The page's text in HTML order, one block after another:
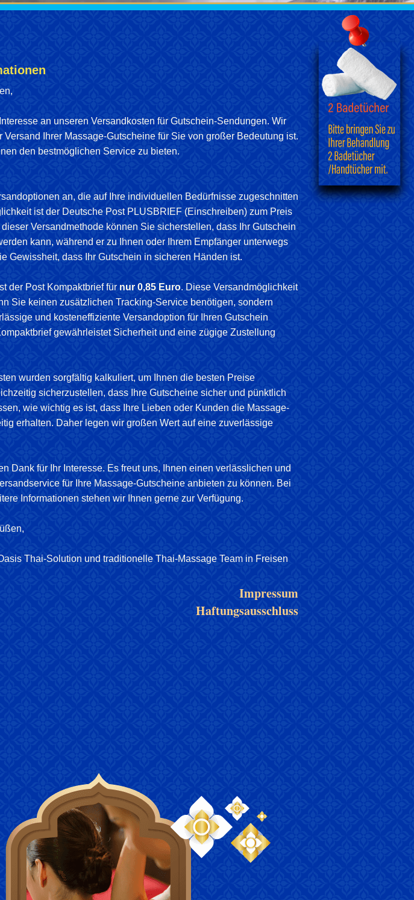
an unseren Versandkosten für Gutschein-Sendungen. Wir
Versand Ihrer Massage-Gutscheine für Sie von großer Bedeutung ist.
den bestmöglichen Service zu bieten.
an, die auf Ihre individuellen Bedürfnisse zugeschnitten
ist der Deutsche Post PLUSBRIEF (Einschreiben) zum Preis
dieser Versandmethode können Sie sicherstellen, dass Ihr Gutschein
kann, während er zu Ihnen oder Ihrem Empfänger unterwegs
Gewissheit, dass Ihr Gutschein in sicheren Händen ist.
der Post Kompaktbrief für nur 0,85 Euro. Diese Versandmöglichkeit
Sie keinen zusätzlichen Tracking-Service benötigen, sondern
und kosteneffiziente Versandoption für Ihren Gutschein
gewährleistet Sicherheit und eine zügige Zustellung
wurden sorgfältig kalkuliert, um Ihnen die besten Preise
sicherzustellen, dass Ihre Gutscheine sicher und pünktlich
wie wichtig es ist, dass Ihre Lieben oder Kunden die Massage-
erhalten. Daher legen wir großen Wert auf eine zuverlässige
Dank für Ihr Interesse. Es freut uns, Ihnen einen verlässlichen und
für Ihre Massage-Gutscheine anbieten zu können. Bei
Informationen stehen wir Ihnen gerne zur Verfügung.
Thai-Solution und traditionelle Thai-Massage Team in Freisen
Impressum
Haftungsausschluss